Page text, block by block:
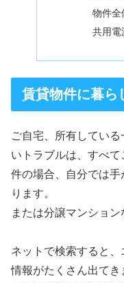
物件全
共用電
賃貸物件に暮ら
ご自宅、所有してい
いトラブルは、すべ
件の場合、自分では
ります。
または分譲マンション
ネットで検索すると
情報がたくさん出てき